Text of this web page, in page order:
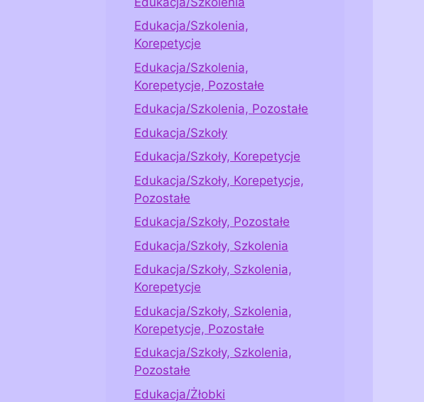
Edukacja/Szkolenia,
Korepetycje
Edukacja/Szkolenia,
Korepetycje, Pozostałe
Edukacja/Szkolenia, Pozostałe
Edukacja/Szkoły
Edukacja/Szkoły, Korepetycje
Edukacja/Szkoły, Korepetycje,
Pozostałe
Edukacja/Szkoły, Pozostałe
Edukacja/Szkoły, Szkolenia
Edukacja/Szkoły, Szkolenia,
Korepetycje
Edukacja/Szkoły, Szkolenia,
Korepetycje, Pozostałe
Edukacja/Szkoły, Szkolenia,
Pozostałe
Edukacja/Żłobki